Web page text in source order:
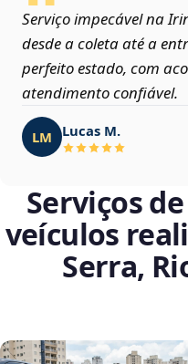
Serviço impecável na
desde a coleta até a
perfeito estado, com
atendimento confiável.
LM Lucas M.
Serviços
veículos
Serra,